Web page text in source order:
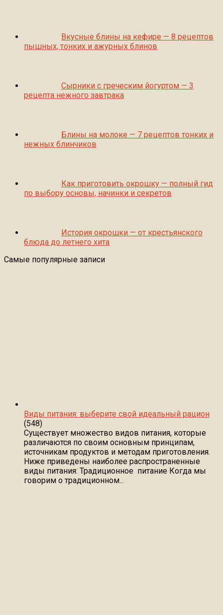
Вкусные блины на кефире — 8 рецептов
пышных, тонких и ажурных блинов
Сырники с греческим йогуртом — 3
рецепта нежного завтрака
Блины на молоке — 7 рецептов тонких и
нежных блинчиков
Как приготовить окрошку — полный гид
по выбору основы, начинки и секретов
История окрошки — от крестьянского
блюда до летнего хита
Самые популярные записи
Виды питания: выберите свой идеальный рацион
(548)
Существует множество видов питания, которые
различаются по своим основным принципам,
источникам продуктов и методам приготовления.
Ниже приведены наиболее распространенные
виды питания: Традиционное питание Когда мы
говорим о традиционном...